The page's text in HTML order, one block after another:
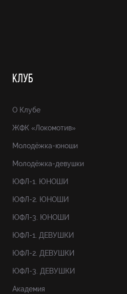
КЛУБ
О Клубе
ЖФК «Локомотив»
Молодёжка-юноши
Молодёжка-девушки
ЮФЛ-1. ЮНОШИ
ЮФЛ-2. ЮНОШИ
ЮФЛ-3. ЮНОШИ
ЮФЛ-1. ДЕВУШКИ
ЮФЛ-2. ДЕВУШКИ
ЮФЛ-3. ДЕВУШКИ
Академия